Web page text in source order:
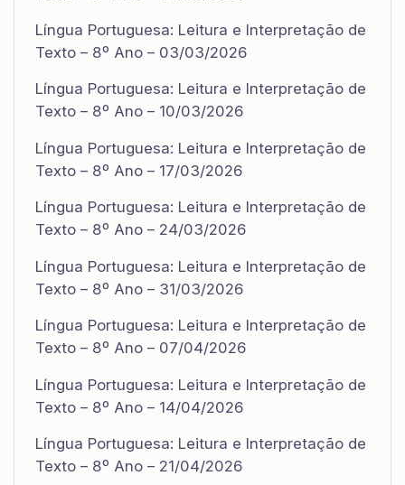
Língua Portuguesa: Leitura e Interpretação de
Texto – 8º Ano – 03/03/2026
Língua Portuguesa: Leitura e Interpretação de
Texto – 8º Ano – 10/03/2026
Língua Portuguesa: Leitura e Interpretação de
Texto – 8º Ano – 17/03/2026
Língua Portuguesa: Leitura e Interpretação de
Texto – 8º Ano – 24/03/2026
Língua Portuguesa: Leitura e Interpretação de
Texto – 8º Ano – 31/03/2026
Língua Portuguesa: Leitura e Interpretação de
Texto – 8º Ano – 07/04/2026
Língua Portuguesa: Leitura e Interpretação de
Texto – 8º Ano – 14/04/2026
Língua Portuguesa: Leitura e Interpretação de
Texto – 8º Ano – 21/04/2026